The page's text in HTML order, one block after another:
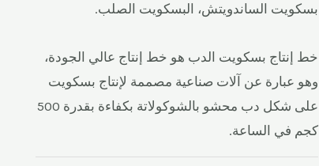
بسكويت الساندويتش، البسكويت الصلب.
خط إنتاج بسكويت الدب هو خط إنتاج عالي الجودة،
وهو عبارة عن آلات صناعية مصممة لإنتاج بسكويت
على شكل دب محشو بالشوكولاتة بكفاءة بقدرة 500
كجم في الساعة.